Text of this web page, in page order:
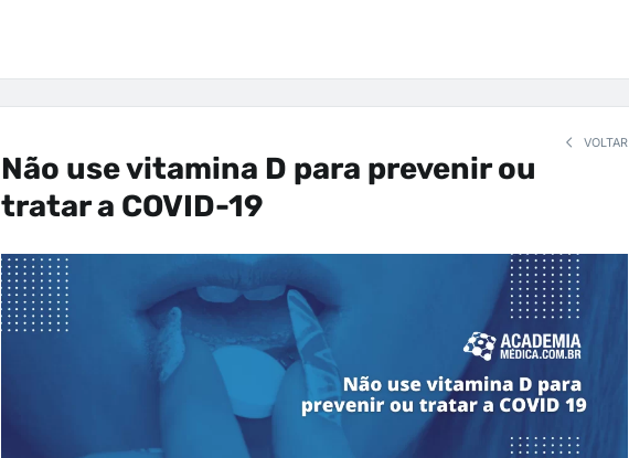
VOLTAR
Não use vitamina D para prevenir ou
tratar a COVID-19